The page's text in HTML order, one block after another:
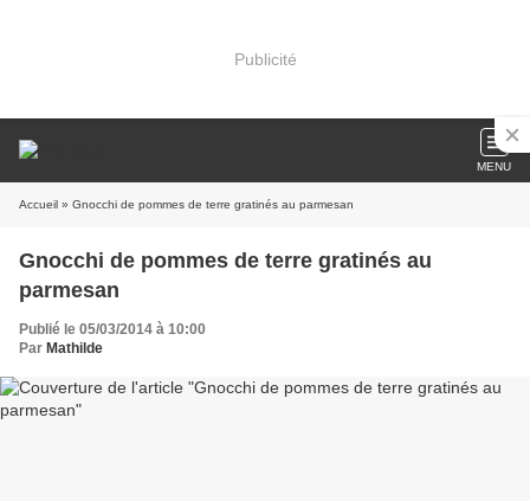
Publicité
MENU
Accueil » Gnocchi de pommes de terre gratinés au parmesan
Gnocchi de pommes de terre gratinés au
parmesan
Publié le 05/03/2014 à 10:00
Par Mathilde